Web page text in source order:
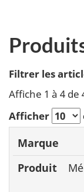
Filtrer les
Affiche 1 à 4 de
Afficher
Marque